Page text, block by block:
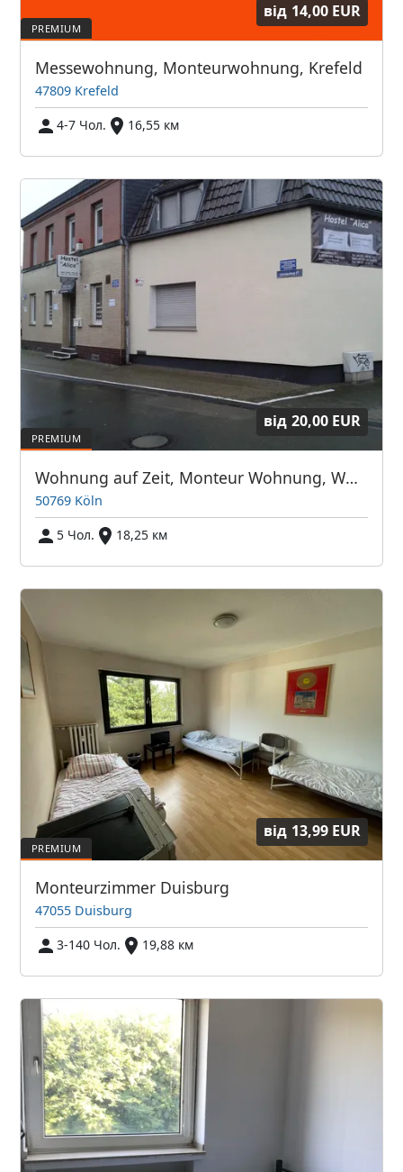
від 14,00 EUR
Messewohnung, Monteurwohnung, Krefeld
47809 Krefeld
4-7 Чол.
16,55 км
від 20,00 EUR
Wohnung auf Zeit, Monteur Wohnung, Wohnung Nr.2 für 5 Personen
50769 Köln
5 Чол.
18,25 км
від 13,99 EUR
Monteurzimmer Duisburg
47055 Duisburg
3-140 Чол.
19,88 км